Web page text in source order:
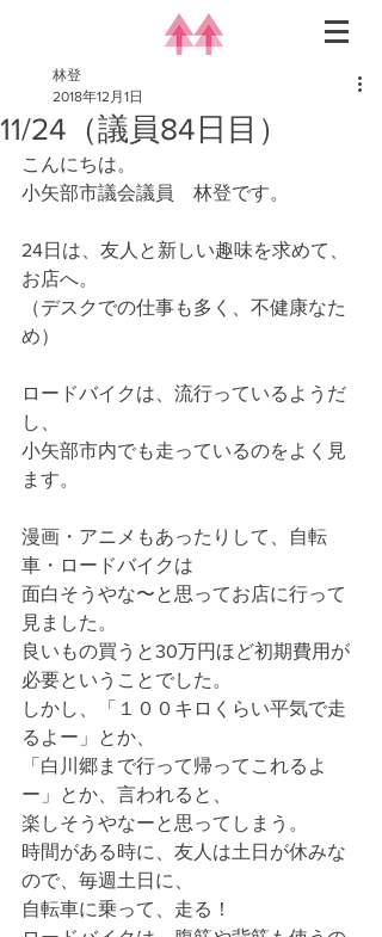
11/24（議員84日目）
林登
2018年12月1日
こんにちは。
小矢部市議会議員　林登です。
24日は、友人と新しい趣味を求めて、
お店へ。
（デスクでの仕事も多く、不健康なた
め）
ロードバイクは、流行っているようだ
し、
小矢部市内でも走っているのをよく見
ます。
漫画・アニメもあったりして、自転
車・ロードバイクは
面白そうやな〜と思ってお店に行って
見ました。
良いもの買うと30万円ほど初期費用が
必要ということでした。
しかし、「１００キロくらい平気で走
るよー」とか、
「白川郷まで行って帰ってこれるよ
ー」とか、言われると、
楽しそうやなーと思ってしまう。
時間がある時に、友人は土日が休みな
ので、毎週土日に、
自転車に乗って、走る！